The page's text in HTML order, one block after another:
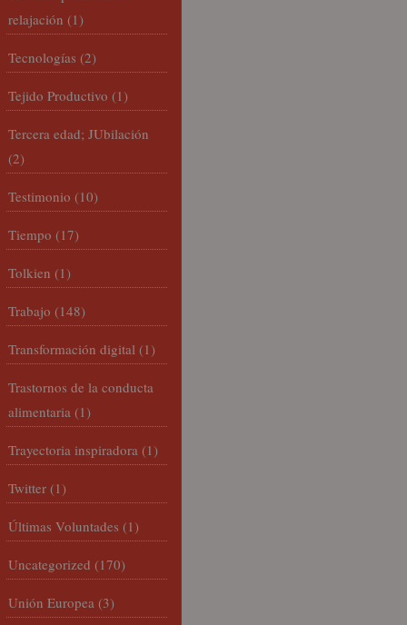
relajación (1)
Tecnologías (2)
Tejido Productivo (1)
Tercera edad; JUbilación
(2)
Testimonio (10)
Tiempo (17)
Tolkien (1)
Trabajo (148)
Transformación digital (1)
Trastornos de la conducta
alimentaria (1)
Trayectoria inspiradora (1)
Twitter (1)
Últimas Voluntades (1)
Uncategorized (170)
Unión Europea (3)